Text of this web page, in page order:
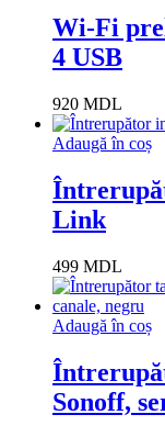
Wi-Fi
4 USB
920 MDL
Adaugă în coș
Link
499 MDL
Adaugă în coș
Sonoff,